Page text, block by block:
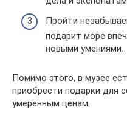
Пройти
подарит море
новыми умениями.
Помимо этого, в музее
приобрести подарки для
умеренным ценам.